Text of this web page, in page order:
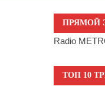
ПРЯМОЙ
Radio
ТОП 10